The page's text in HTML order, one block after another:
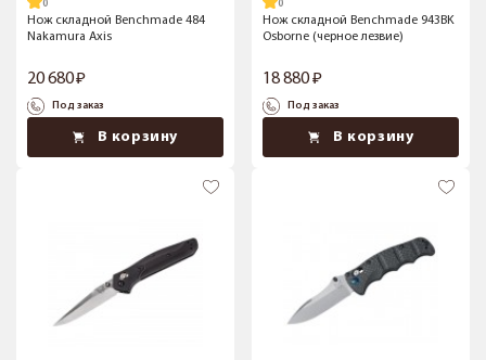
Нож складной Benchmade 484
Nakamura Axis
20 680
Под заказ
В корзину
Нож складной Benchmade 943BK
Osborne (черное лезвие)
18 880
Под заказ
В корзину